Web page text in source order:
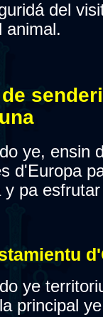
del
animal.
ye, ensin
d'Europa
y pa
ye
principal